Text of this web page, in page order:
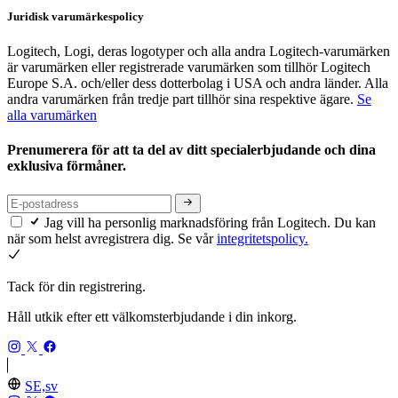
Juridisk varumärkespolicy
Logitech, Logi, deras logotyper och alla andra Logitech-varumärken
är varumärken eller registrerade varumärken som tillhör Logitech
Europe S.A. och/eller dess dotterbolag i USA och andra länder. Alla
andra varumärken från tredje part tillhör sina respektive ägare. Se
alla varumärken
Prenumerera för att ta del av ditt specialerbjudande och dina
exklusiva förmåner.
Jag vill ha personlig marknadsföring från Logitech. Du kan
när som helst avregistrera dig. Se vårintegritetspolicy.
Tack för din registrering.
Håll utkik efter ett välkomsterbjudande i din inkorg.
SE,sv